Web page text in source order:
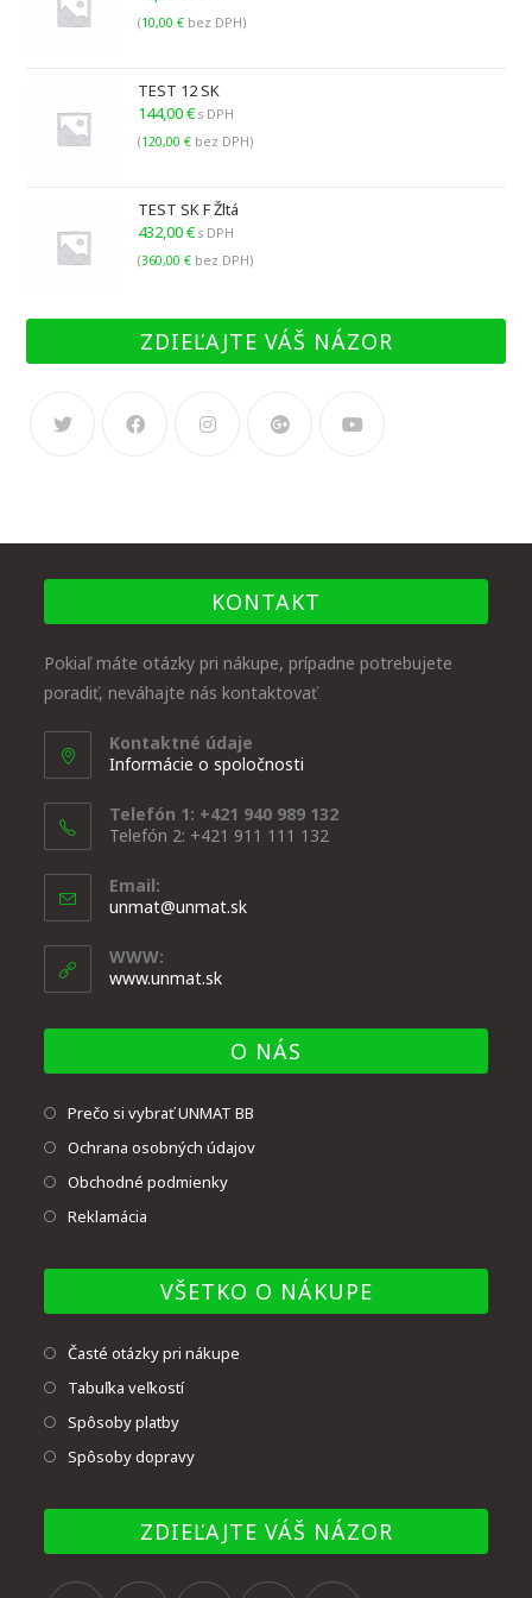
(10,00€ bez DPH)
TEST 12 SK
144,00€ s DPH
(120,00€ bez DPH)
TEST SK F Žltá
432,00€ s DPH
(360,00€ bez DPH)
ZDIEĽAJTE VÁŠ NÁZOR
KONTAKT
Pokiaľ máte otázky pri nákupe, prípadne potrebujete
poradiť, neváhajte nás kontaktovať
Kontaktné údaje
Informácie o spoločnosti
Telefón 1: +421 940 989 132
Telefón 2: +421 911 111 132
Email:
unmat@unmat.sk
WWW:
www.unmat.sk
O NÁS
Prečo si vybrať UNMAT BB
Ochrana osobných údajov
Obchodné podmienky
Reklamácia
VŠETKO O NÁKUPE
Časté otázky pri nákupe
Tabuľka veľkostí
Spôsoby platby
Spôsoby dopravy
ZDIEĽAJTE VÁŠ NÁZOR